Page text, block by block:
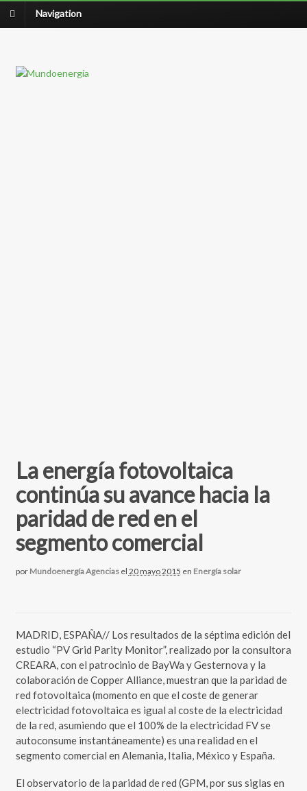
Navigation
La energía fotovoltaica
continúa su avance hacia la
paridad de red en el
segmento comercial
por Mundoenergía Agencias el 20 mayo 2015 en Energía solar
MADRID, ESPAÑA// Los resultados de la séptima edición del
estudio “PV Grid Parity Monitor”, realizado por la consultora
CREARA, con el patrocinio de BayWa y Gesternova y la
colaboración de Copper Alliance, muestran que la paridad de
red fotovoltaica (momento en que el coste de generar
electricidad fotovoltaica es igual al coste de la electricidad
de la red, asumiendo que el 100% de la electricidad FV se
autoconsume instantáneamente) es una realidad en el
segmento comercial en Alemania, Italia, México y España.
El observatorio de la paridad de red (GPM, por sus siglas en